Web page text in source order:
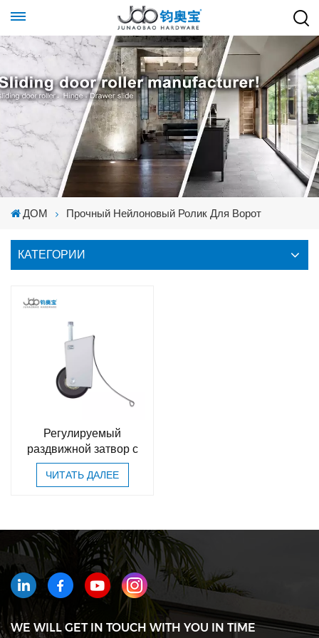
ДОМ Прочный Нейлоновый Ролик Для Ворот
КАТЕГОРИИ
Регулируемый
раздвижной затвор с
нейлоновым роликом в
сборе
ЧИТАТЬ ДАЛЕЕ
WE WILL GET IN TOUCH WITH YOU IN TIME